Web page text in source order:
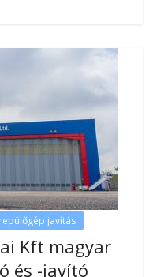
repülőgép javítás
Kft magyar
és -javító